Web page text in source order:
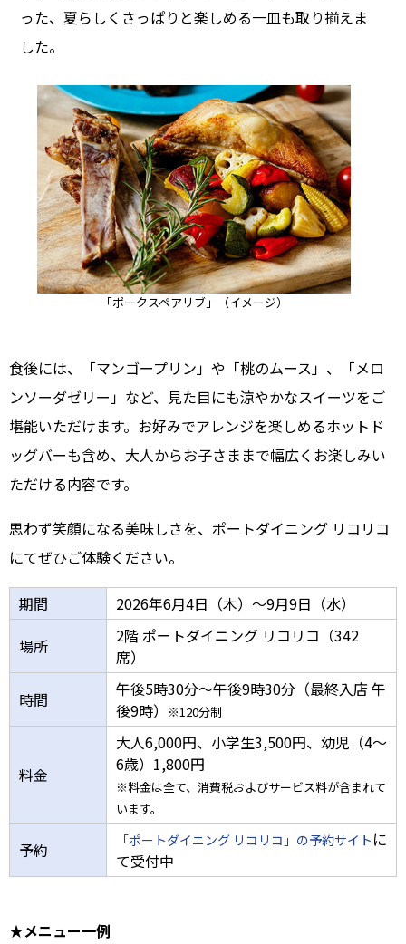
った、夏らしくさっぱりと楽しめる一皿も取り揃えま
した。
「ポークスペアリブ」（イメージ）
食後には、「マンゴープリン」や「桃のムース」、「メロ
ンソーダゼリー」など、見た目にも涼やかなスイーツをご
堪能いただけます。お好みでアレンジを楽しめるホットド
ッグバーも含め、大人からお子さままで幅広くお楽しみい
ただける内容です。
思わず笑顔になる美味しさを、ポートダイニング リコリコ
にてぜひご体験ください。
期間
2026年6月4日（木）～9月9日（水）
場所
2階 ポートダイニング リコリコ（342
席）
時間
午後5時30分～午後9時30分（最終入店 午
後9時）
※120分制
料金
大人6,000円、小学生3,500円、幼児（4～
6歳）1,800円
※料金は全て、消費税およびサービス料が含まれて
います。
予約 「ポートダイニング リコリコ」の予約サイト に
て受付中
★メニュー一例